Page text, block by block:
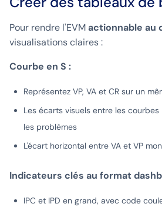
Pour rendre l'EVM actionnable au
visualisations claires :
Courbe en S :
Représentez VP, VA et CR sur un
Les écarts visuels entre les
les problèmes
L'écart horizontal entre VA et VP
Indicateurs clés au format
IPC et IPD en grand, avec code